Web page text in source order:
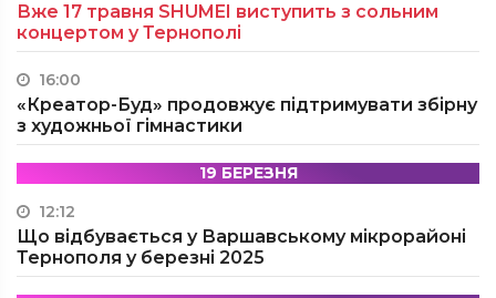
Вже 17 травня SHUMEI виступить з сольним
концертом у Тернополі
16:00
«Креатор-Буд» продовжує підтримувати збірну
з художньої гімнастики
19 БЕРЕЗНЯ
12:12
Що відбувається у Варшавському мікрорайоні
Тернополя у березні 2025